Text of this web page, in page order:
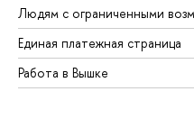
Людям с ограниченными
Единая платежная страница
Работа в Вышке